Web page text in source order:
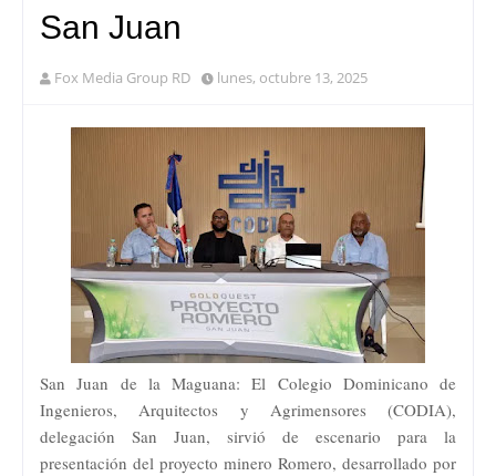
San Juan
Fox Media Group RD lunes, octubre 13, 2025
San Juan de la Maguana: El Colegio Dominicano de
Ingenieros, Arquitectos y Agrimensores (CODIA),
delegación San Juan, sirvió de escenario para la
presentación del proyecto minero Romero, desarrollado por